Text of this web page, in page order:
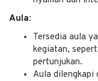
Aula:
Tersedia aula
kegiatan,
pertunjukan.
Aula dilengkapi